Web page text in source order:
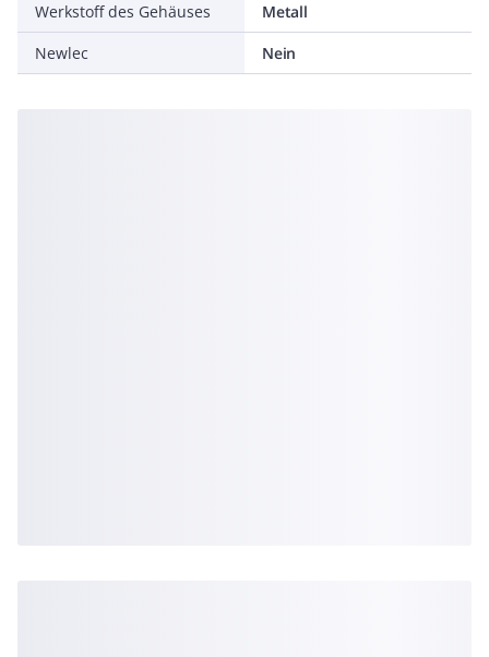
Werkstoff des Gehäuses
Metall
Newlec
Nein